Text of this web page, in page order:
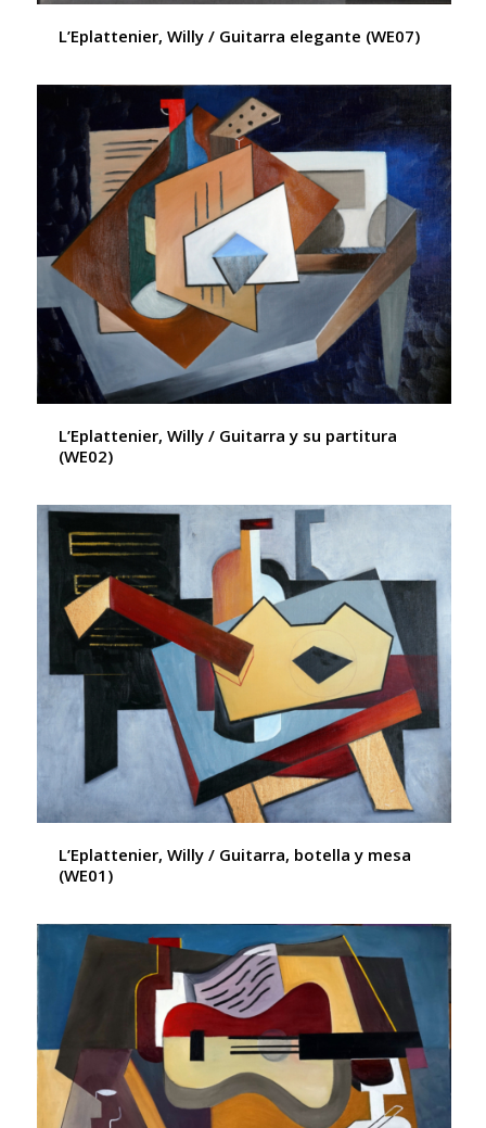
L’Eplattenier, Willy / Guitarra elegante (WE07)
L’Eplattenier, Willy / Guitarra y su partitura
(WE02)
L’Eplattenier, Willy / Guitarra, botella y mesa
(WE01)